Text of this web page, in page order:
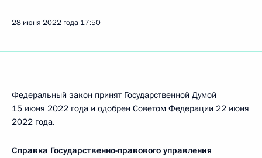
28 июня 2022 года 17:50
Федеральный закон принят Государственной Думой
15 июня 2022 года и одобрен Советом Федерации 22 июня
2022 года.
Справка Государственно-правового управления